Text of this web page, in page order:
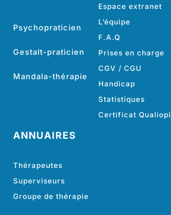
Psychopraticien
Gestalt-praticien
Mandala-thérapie
ANNUAIRES
Thérapeutes
Superviseurs
Groupe de thérapie
Espace extranet
L’équipe
F.A.Q
Prises en charge
CGV / CGU
Handicap
Statistiques
Certificat Qualiopi